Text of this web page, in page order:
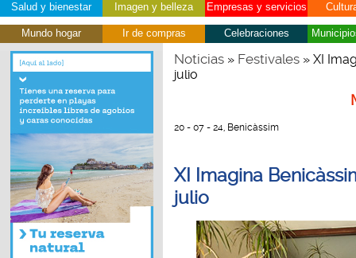
Salud y bienestar Imagen y belleza Empresas y servicios
Mundo hogar Ir de compras Celebraciones
Noticias» Festivales» XI
julio
20 - 07 - 24, Benicàssim
XI Imagina
julio